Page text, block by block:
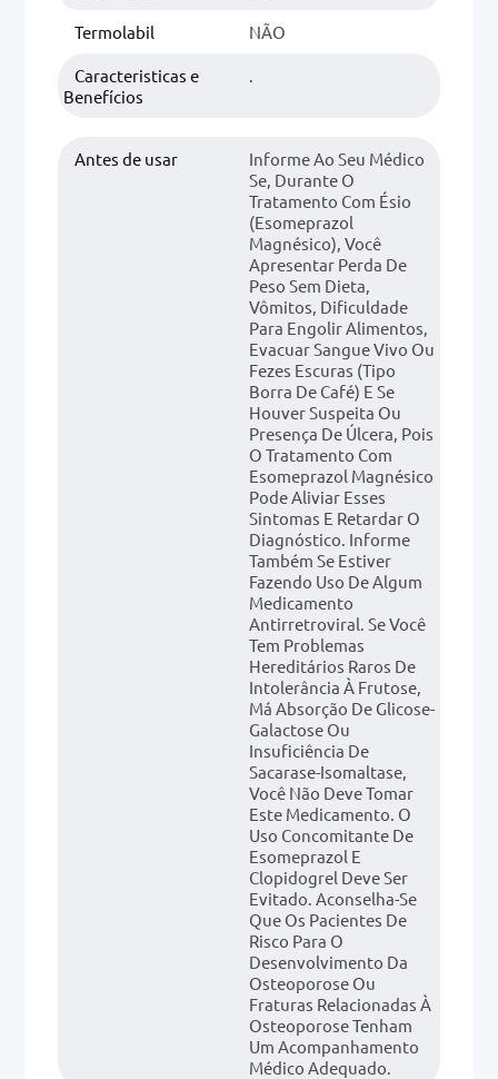
Termolabil NÃO
Caracteristicas e
Benefícios
Antes de usar
Informe Ao Seu Médico
Se, Durante O
Tratamento Com Ésio
(esomeprazol
Magnésico), Você
Apresentar Perda De
Peso Sem Dieta,
Vômitos, Dificuldade
Para Engolir Alimentos,
Evacuar Sangue Vivo Ou
Fezes Escuras (tipo
Borra De Café) E Se
Houver Suspeita Ou
Presença De Úlcera, Pois
O Tratamento Com
Esomeprazol Magnésico
Pode Aliviar Esses
Sintomas E Retardar O
Diagnóstico. Informe
Também Se Estiver
Fazendo Uso De Algum
Medicamento
Antirretroviral. Se Você
Tem Problemas
Hereditários Raros De
Intolerância À Frutose,
Má Absorção De Glicose-
Galactose Ou
Insuficiência De
Sacarase-Isomaltase,
Você Não Deve Tomar
Este Medicamento. O
Uso Concomitante De
Esomeprazol E
Clopidogrel Deve Ser
Evitado. Aconselha-Se
Que Os Pacientes De
Risco Para O
Desenvolvimento Da
Osteoporose Ou
Fraturas Relacionadas À
Osteoporose Tenham
Um Acompanhamento
Médico Adequado.